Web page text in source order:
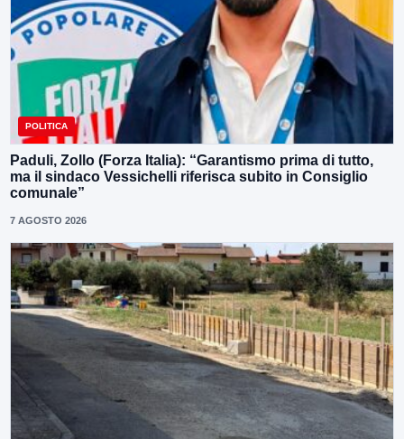
POLITICA
Paduli, Zollo (Forza Italia): “Garantismo prima di tutto,
ma il sindaco Vessichelli riferisca subito in Consiglio
comunale”
7 AGOSTO 2026